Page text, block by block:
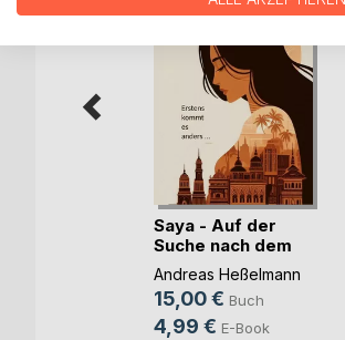
Saya - Auf der
Suche nach dem
Leben
Andreas Heßelmann
15,00 € Buch
4,99 € E-Book